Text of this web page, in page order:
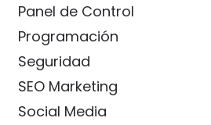
Panel de Control
Programación
Seguridad
SEO Marketing
Social Media